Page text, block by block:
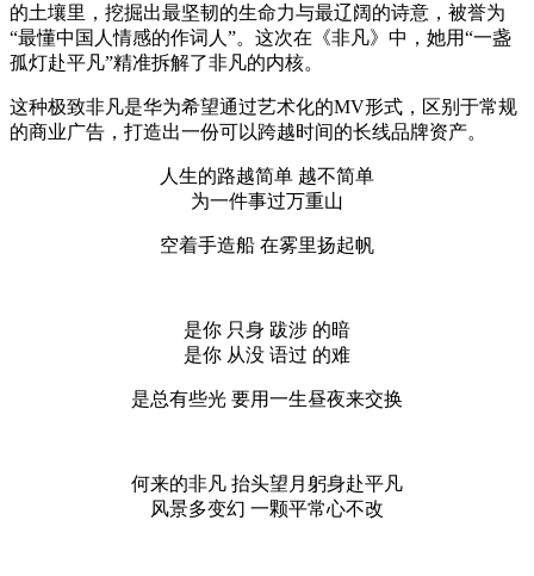
的土壤里，挖掘出最坚韧的生命力与最辽阔的诗意，被誉为
“最懂中国人情感的作词人”。这次在《非凡》中，她用“一盏
孤灯赴平凡”精准拆解了非凡的内核。
这种极致非凡是华为希望通过艺术化的MV形式，区别于常规
的商业广告，打造出一份可以跨越时间的长线品牌资产。
人生的路越简单 越不简单
为一件事过万重山
空着手造船 在雾里扬起帆
是你 只身 跋涉 的暗
是你 从没 语过 的难
是总有些光 要用一生昼夜来交换
何来的非凡 抬头望月躬身赴平凡
风景多变幻 一颗平常心不改